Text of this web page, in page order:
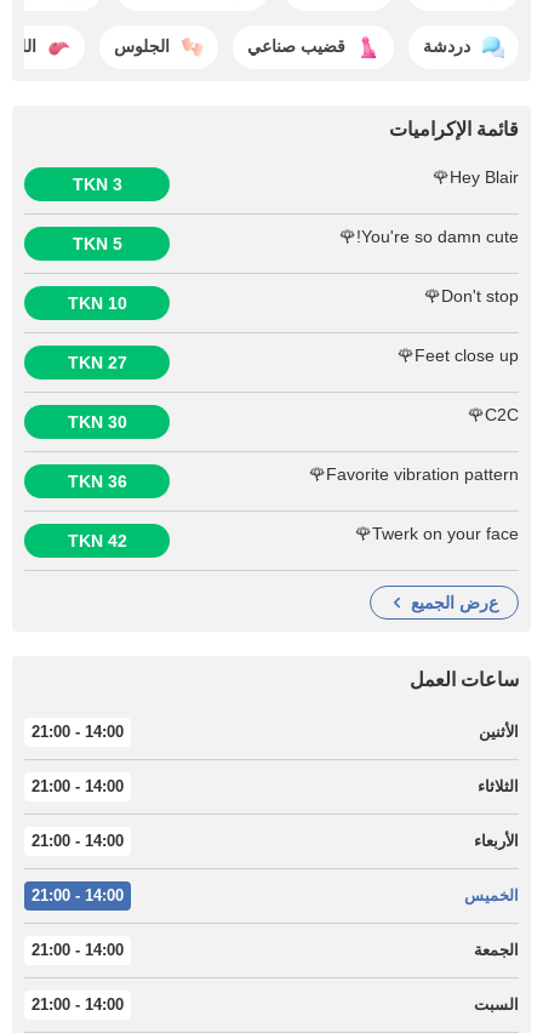
دردشة قضيب صناعي الجلوس
قائمة الإكراميات
Hey Blair🌹
3 TKN
You're so damn cute!🌹
5 TKN
Don't stop🌹
10 TKN
Feet close up🌹
27 TKN
C2C🌹
30 TKN
Favorite vibration pattern🌹
36 TKN
Twerk on your face🌹
42 TKN
عرض الجميع
ساعات العمل
الأثنين 14:00 - 21:00
الثلاثاء 14:00 - 21:00
الأربعاء 14:00 - 21:00
الخميس 14:00 - 21:00
الجمعة 14:00 - 21:00
السبت 14:00 - 21:00